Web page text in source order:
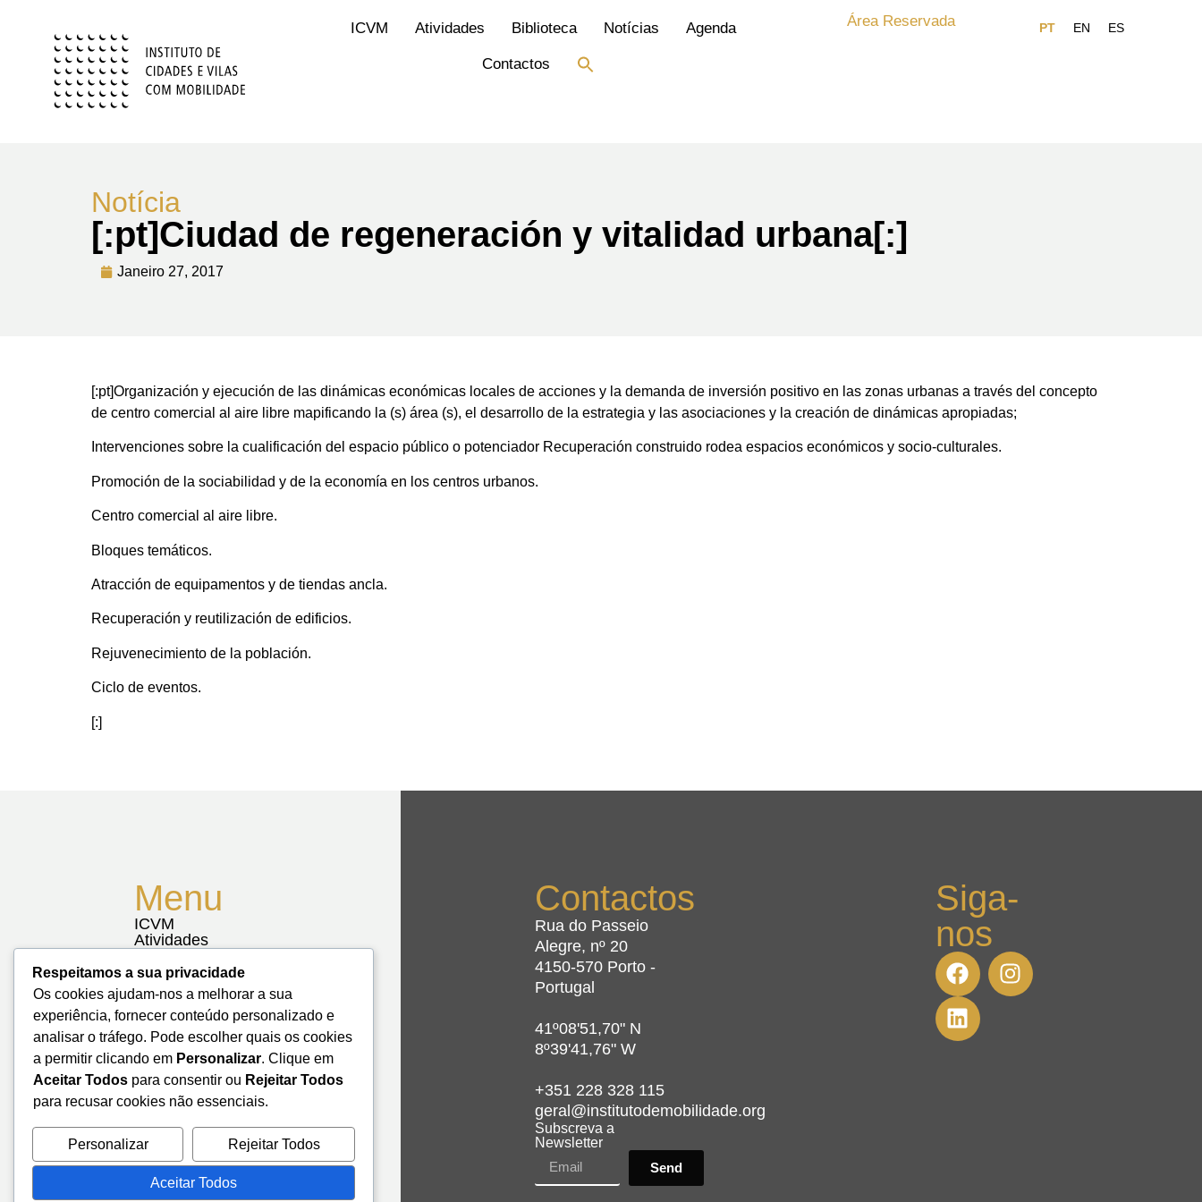
ICVM Atividades Biblioteca Notícias Agenda
Contactos
Área Reservada
Notícia
[:pt]Ciudad de regeneración y vitalidad urbana[:]
Janeiro 27, 2017
[:pt]Organización y ejecución de las dinámicas económicas locales de acciones y la demanda de inversión positivo en las zonas urbanas a través del concepto
de centro comercial al aire libre mapificando la (s) área (s), el desarrollo de la estrategia y las asociaciones y la creación de dinámicas apropiadas;
Intervenciones sobre la cualificación del espacio público o potenciador Recuperación construido rodea espacios económicos y socio-culturales.
Promoción de la sociabilidad y de la economía en los centros urbanos.
Centro comercial al aire libre.
Bloques temáticos.
Atracción de equipamentos y de tiendas ancla.
Recuperación y reutilización de edificios.
Rejuvenecimiento de la población.
Ciclo de eventos.
[:]
Menu
ICVM
Atividades
Biblioteca
Contactos
Mapa do Site
Contactos
Rua do Passeio
Alegre, nº 20
4150-570 Porto -
Portugal
41º08'51,70" N
8º39'41,76" W
+351 228 328 115
geral@institutodemobilidade.org
Subscreva a
Newsletter
Send
Siga-
nos
Respeitamos a sua privacidade
Os cookies ajudam-nos a melhorar a sua
experiência, fornecer conteúdo personalizado e
analisar o tráfego. Pode escolher quais os cookies
a permitir clicando em Personalizar. Clique em
Aceitar Todos para consentir ou Rejeitar Todos
para recusar cookies não essenciais.
Personalizar Rejeitar Todos
Aceitar Todos